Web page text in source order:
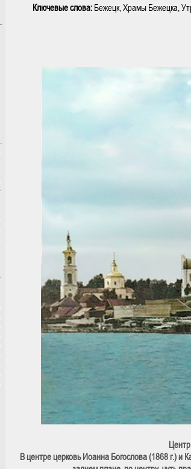
Ключевые слова: Бежецк, Храмы Бежецка,
В центре церковь Иоанна Богослова (1868 г.) и